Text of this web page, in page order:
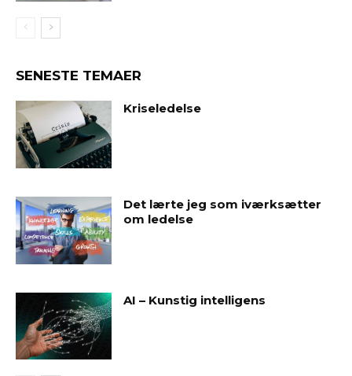
SENESTE TEMAER
Kriseledelse
Det lærte jeg som iværksætter
om ledelse
AI – Kunstig intelligens